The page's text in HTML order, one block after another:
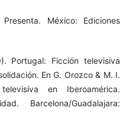
México: Ediciones
Portugal: Ficción televisiva
En G. Orozco & M. I.
en Iberoamérica.
Barcelona/Guadalajara: